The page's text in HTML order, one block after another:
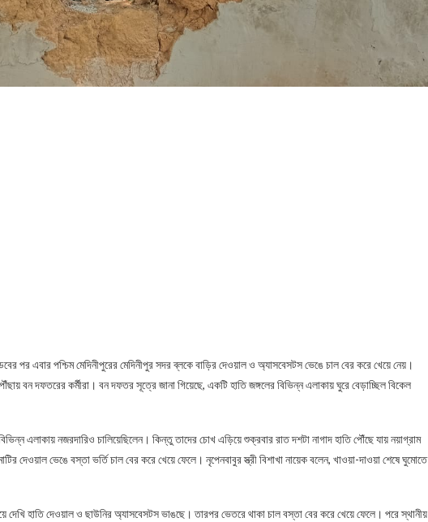
পর এবার পশ্চিম মেদিনীপুরের মেদিনীপুর সদর ব্লকে বাড়ির দেওয়াল ও অ্যাসবেসটস ভেঙে চাল বের করে খেয়ে নেয়।
বন দফতরের কর্মীরা। বন দফতর সূত্রে জানা গিয়েছে, একটি হাতি জঙ্গলের বিভিন্ন এলাকায় ঘুরে বেড়াচ্ছিল বিকেল
এলাকায় নজরদারিও চালিয়েছিলেন। কিন্তু তাদের চোখ এড়িয়ে শুক্রবার রাত দশটা নাগাদ হাতি পৌঁছে যায় নয়াগ্রাম
দেওয়াল ভেঙে বস্তা ভর্তি চাল বের করে খেয়ে ফেলে। নৃপেনবাবুর স্ত্রী বিশাখা নায়েক বলেন, খাওয়া-দাওয়া শেষে ঘুমোতে
দেখি হাতি দেওয়াল ও ছাউনির অ্যাসবেসটস ভাঙছে। তারপর ভেতরে থাকা চাল বস্তা বের করে খেয়ে ফেলে। পরে স্থানীয়